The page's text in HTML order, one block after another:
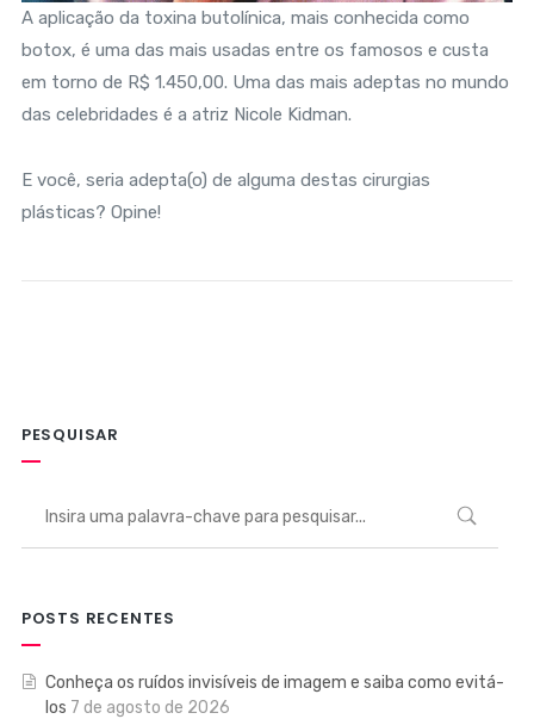
A aplicação da toxina butolínica, mais conhecida como
botox, é uma das mais usadas entre os famosos e custa
em torno de R$ 1.450,00. Uma das mais adeptas no mundo
das celebridades é a atriz Nicole Kidman.
E você, seria adepta(o) de alguma destas cirurgias
plásticas? Opine!
PESQUISAR
POSTS RECENTES
Conheça os ruídos invisíveis de imagem e saiba como evitá-
los 7 de agosto de 2026